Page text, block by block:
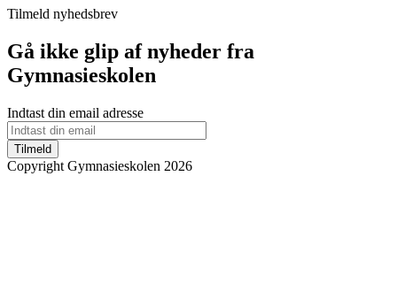
Tilmeld nyhedsbrev
Gå ikke glip af nyheder fra
Gymnasieskolen
Indtast din email adresse
Tilmeld
Copyright Gymnasieskolen 2026